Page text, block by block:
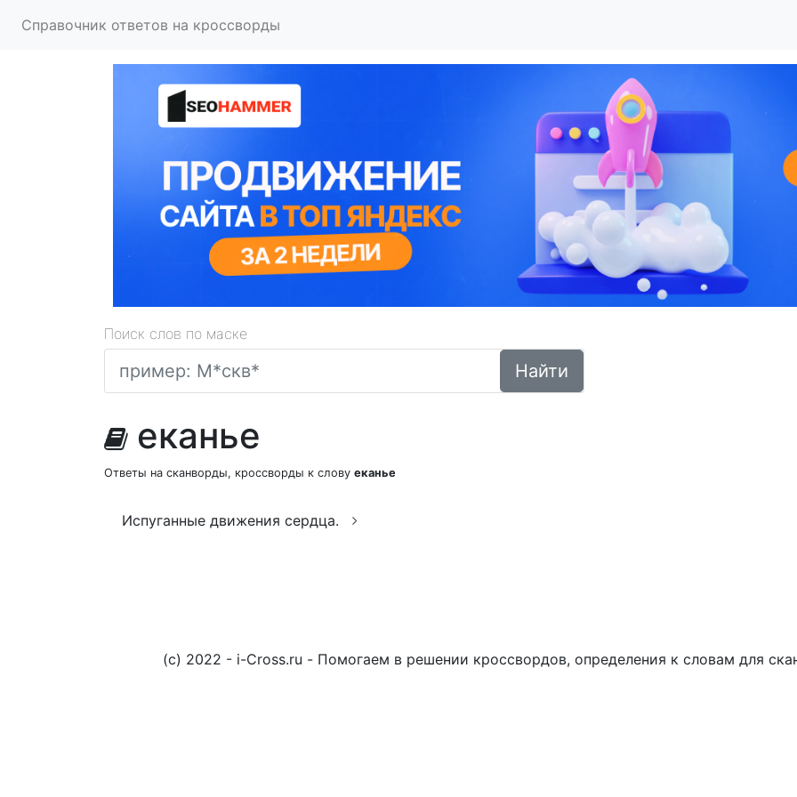
Справочник ответов на кроссворды
Поиск слов по маске
Найти
еканье
Ответы на сканворды, кроссворды к слову еканье
Испуганные движения сердца.
(c) 2022 - i-Cross.ru - Помогаем в решении кроссвордов, определения к словам для